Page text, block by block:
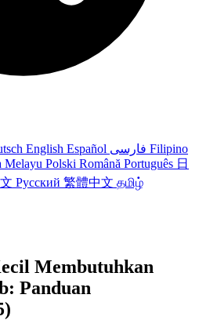
English Español
Filipino
Melayu Polski Română Português 日
Русский 繁體中文 தமிழ்
Membutuhkan
Panduan